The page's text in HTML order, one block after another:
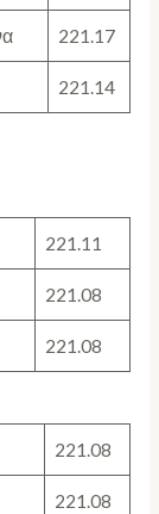
221.17
221.14
221.11
221.08
221.08
221.08
221.08